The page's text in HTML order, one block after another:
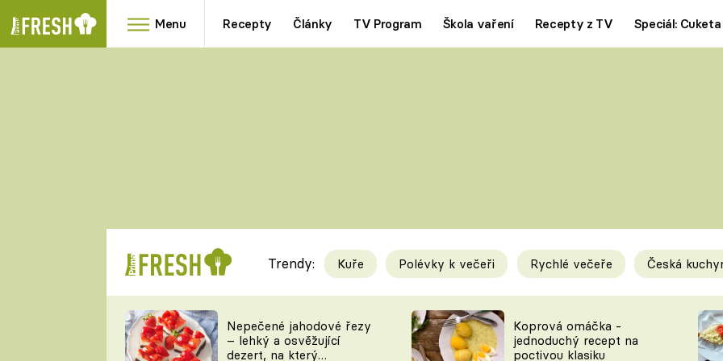
Menu Recepty Články TV Program Škola vaření Recepty z TV Speciál: Cuketa
RYCHLOVKY
Videorecepty
TEĎ VAŘÍ ŠÉF!
Tipy a triky
KAM ZA JÍDLEM
Trendy: Kuře Polévky k večeři Rychlé večeře Česká
Nepečené jahodové řezy
– lehký a osvěžující
dezert, na který
Koprová omáčka -
jednoduchý recept na
poctivou klasiku